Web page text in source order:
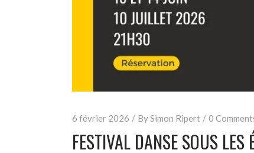
6 février 2026 BySimon Ripert 0
FESTIVAL DANSE SOUS